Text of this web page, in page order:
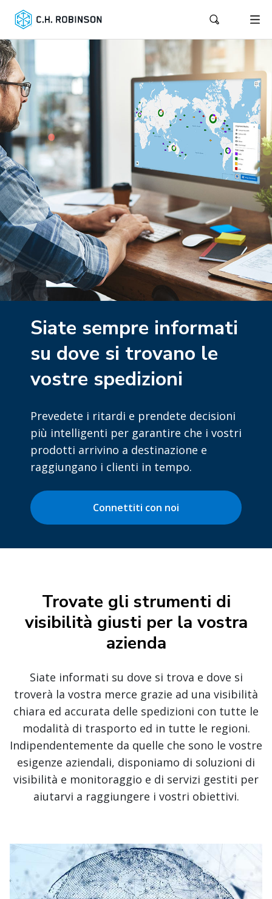
Siate sempre informati
su dove si trovano le
vostre spedizioni
Prevedete i ritardi e prendete decisioni
più intelligenti per garantire che i vostri
prodotti arrivino a destinazione e
raggiungano i clienti in tempo.
Connettiti con noi
Trovate gli strumenti di
visibilità giusti per la vostra
azienda
Siate informati su dove si trova e dove si
troverà la vostra merce grazie ad una visibilità
chiara ed accurata delle spedizioni con tutte le
modalità di trasporto ed in tutte le regioni.
Indipendentemente da quelle che sono le vostre
esigenze aziendali, disponiamo di soluzioni di
visibilità e monitoraggio e di servizi gestiti per
aiutarvi a raggiungere i vostri obiettivi.